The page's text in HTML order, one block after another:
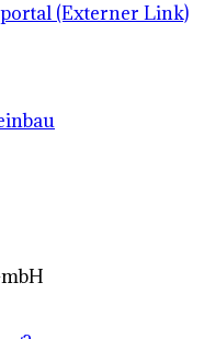
(Externer Link)